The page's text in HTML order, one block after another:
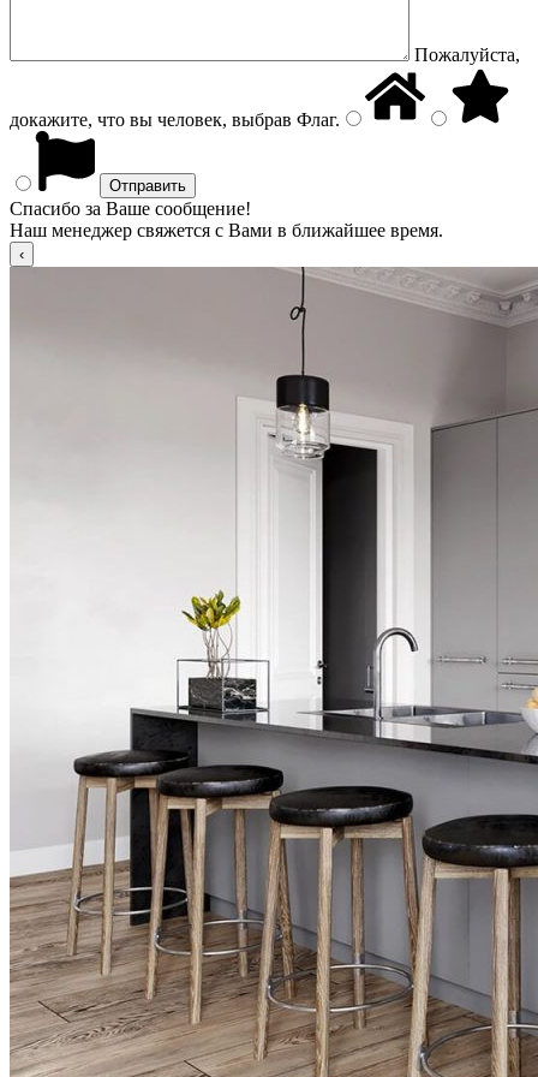
Пожалуйста,
докажите, что вы человек, выбрав Флаг.
Спасибо за Ваше сообщение!
Наш менеджер свяжется с Вами в ближайшее время.